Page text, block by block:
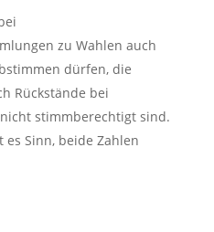
zu Wahlen auch
dürfen, die
Rückstände bei
stimmberechtigt sind.
Sinn, beide Zahlen